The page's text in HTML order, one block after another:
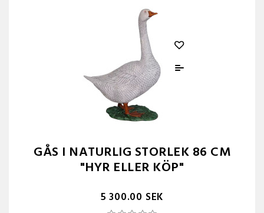
GÅS I NATURLIG STORLEK 86 CM
"HYR ELLER KÖP"
5 300.00 SEK